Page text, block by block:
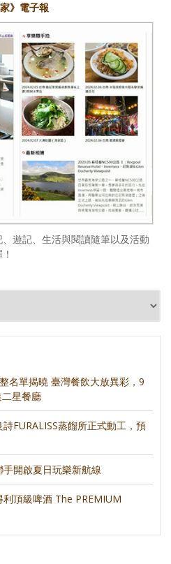
》電子報
遊記、生活與閱讀隨筆以及活動
名單揭曉 臺灣餐飲大放異彩，9
星餐廳
FURALISS蒸餾所正式動工，預
開啟夏日玩樂新航線
頂級啤酒 The PREMIUM